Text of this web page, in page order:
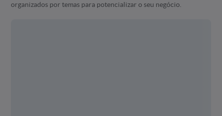
organizados por temas para potencializar o seu negócio.